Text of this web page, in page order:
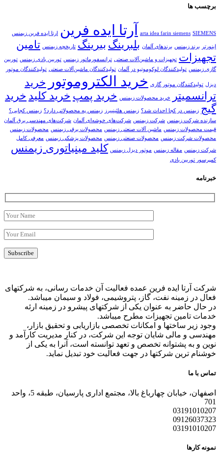
برچسب ها
arta idea farin siemens SIEMENS آرتا ایده فرین ارتا ایده فرین زیمنس
اینورتر برند زیمنس برندهای آلمان بلبرینگ بیرینگ تاریخچه زیمنس تامین
تجهیزات تجهیزات و ماشین‌آلات صنعتی ترانسفورماتور زیمنس توربین بادی زیمنس توربین
گازی زیمنس تولیدکنندگان لوکوموتیو در آلمان تولیدکنندگان ماشین‌آلات صنعتی تولیدکنندگان موتور
دیزل تولیدکنندگان موتور گازی خرید الکتروموتور
خرید
ترانسمیتر
خرید محصولات زیمنس خرید پمپ خرید کلید خرید
گیج زیمنس در کجا احداث شد؟ زیمنس هلثینییرز زیمنس په محصولاتی دارد؟ زیمنس کجایی؟
سازنده شرکت زیمنس شرکت زیمنس شرکت‌های خوشه‌ای آلمان شرکت‌های مهندسی برق آلمان
قیمت محصولات زیمنس ماشین آلات صنعتی زیمنس محصولات برقی زیمنس محصولات زیمنس
محصولات شرکت زیمنس محصولات صنعتی زیمنس محصولات پزشکی زیمنس معرفی کامل
شرکت زیمنس مقاله زیمنس موتور دیزل زیمنس کلید مینیاتوری زیمنس
کمپرسور توربین بادی
خبرنامه
شرکت آرتا ایده فرین عمده فعالیت آن خدمات رسانی، به شرکتهای
فعال در زمینه نفت، گاز، پتروشیمی، فولاد و سیمان میباشد.
در حال حاضر به عنوان یکی از شرکتهای پیشرو در زمینه ارئه
خدمات تامین تجهیزات مطرح میباشد.
وجود زیر ساختها و امکانات تخصصی بازاریابی و تحقیق بازار،
مهندسی و مالی شایان توجه این شرکت، در کنار مدیریت کارآمد و
نوین و به پشتوانه تخصص و تعهد توانسته است، آنرا به یکی از
خوشنام ترین شرکتها در جهت فعالیت خود تبدیل نماید.
تماس با ما
اصفهان، خیابان چهارباغ بالا، مجتمع اداری پارسیان، طبقه 5، واحد
701
03191010207
09126037323
03191010207
نمونه کارها